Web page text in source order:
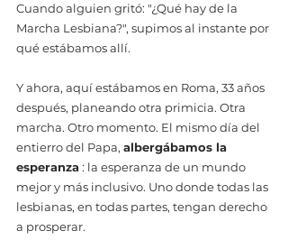
Cuando alguien gritó: "¿Qué hay de la
Marcha Lesbiana?", supimos al instante por
qué estábamos allí.
Y ahora, aquí estábamos en Roma, 33 años
después, planeando otra primicia. Otra
marcha. Otro momento. El mismo día del
entierro del Papa, albergábamos la
esperanza : la esperanza de un mundo
mejor y más inclusivo. Uno donde todas las
lesbianas, en todas partes, tengan derecho
a prosperar.